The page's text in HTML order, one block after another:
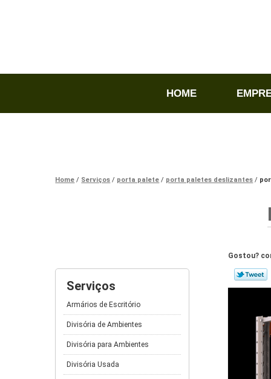
HOME
Home Serviços porta palete porta paletes deslizantes
Serviços
Armários de Escritório
Divisória de Ambientes
Divisória para Ambientes
Divisória Usada
Gostou?